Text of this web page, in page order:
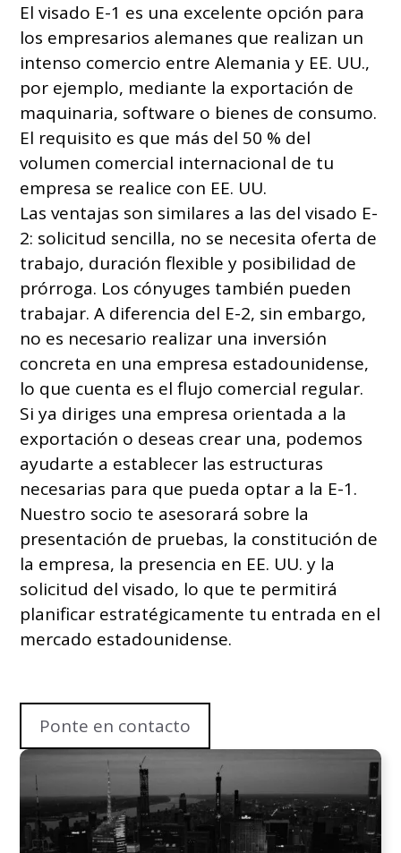
El visado E-1 es una excelente opción para
los empresarios alemanes que realizan un
intenso comercio entre Alemania y EE. UU.,
por ejemplo, mediante la exportación de
maquinaria, software o bienes de consumo.
El requisito es que más del 50 % del
volumen comercial internacional de tu
empresa se realice con EE. UU.
Las ventajas son similares a las del visado E-
2: solicitud sencilla, no se necesita oferta de
trabajo, duración flexible y posibilidad de
prórroga. Los cónyuges también pueden
trabajar. A diferencia del E-2, sin embargo,
no es necesario realizar una inversión
concreta en una empresa estadounidense,
lo que cuenta es el flujo comercial regular.
Si ya diriges una empresa orientada a la
exportación o deseas crear una, podemos
ayudarte a establecer las estructuras
necesarias para que pueda optar a la E-1.
Nuestro socio te asesorará sobre la
presentación de pruebas, la constitución de
la empresa, la presencia en EE. UU. y la
solicitud del visado, lo que te permitirá
planificar estratégicamente tu entrada en el
mercado estadounidense.
Ponte en contacto